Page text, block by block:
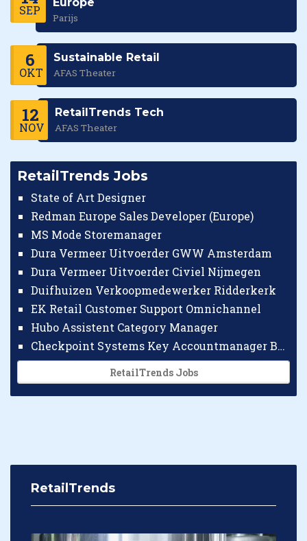
SEP
Parijs
6
OKT
Sustainable Retail
AFAS Theater
12
NOV
RetailTrends Tech
AFAS Theater
RetailTrends Jobs
State of Art Designer
Redman Europe Sales Developer (Europe)
MS Mode Storemanager
Dura Vermeer Uitvoerder GWW Amsterdam
Dura Vermeer Uitvoerder Civiel Nijmegen
Duifhuizen Verkoopmedewerker Ridderkerk
EK Retail Customer Support Omnichannel
Hubo Assistent Category Manager
Checkpoint Systems Key Accountmanager Benelux
RetailTrends Jobs
RetailTrends